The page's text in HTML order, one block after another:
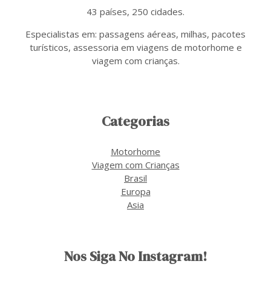
43 países, 250 cidades.
Especialistas em: passagens aéreas, milhas, pacotes
turísticos, assessoria em viagens de motorhome e
viagem com crianças.
Categorias
Motorhome
Viagem com Crianças
Brasil
Europa
Asia
Nos Siga No Instagram!